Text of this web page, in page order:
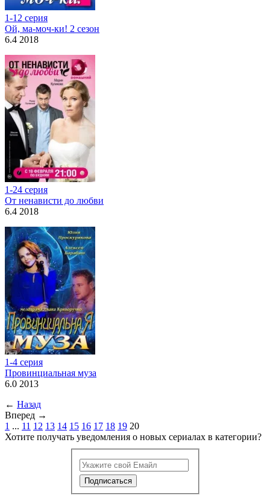
1-12 серия
Ой, ма-моч-ки! 2 сезон
6.4 2018
1-24 серия
От ненависти до любви
6.4 2018
1-4 серия
Провинциальная муза
6.0 2013
← Назад
Вперед →
1 ... 11 12 13 14 15 16 17 18 19 20
Хотите получать уведомления о новых сериалах в категории?
Подписаться